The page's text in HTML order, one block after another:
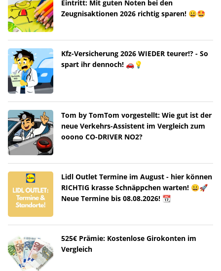
Eintritt: Mit guten Noten bei den
Zeugnisaktionen 2026 richtig sparen! 😀🤩
Kfz-Versicherung 2026 WIEDER teurer!? - So
spart ihr dennoch! 🚗💡
Tom by TomTom vorgestellt: Wie gut ist der
neue Verkehrs-Assistent im Vergleich zum
ooono CO-DRIVER NO2?
Lidl Outlet Termine im August - hier können
RICHTIG krasse Schnäppchen warten! 😀🚀
Neue Termine bis 08.08.2026! 📆
525€ Prämie: Kostenlose Girokonten im
Vergleich